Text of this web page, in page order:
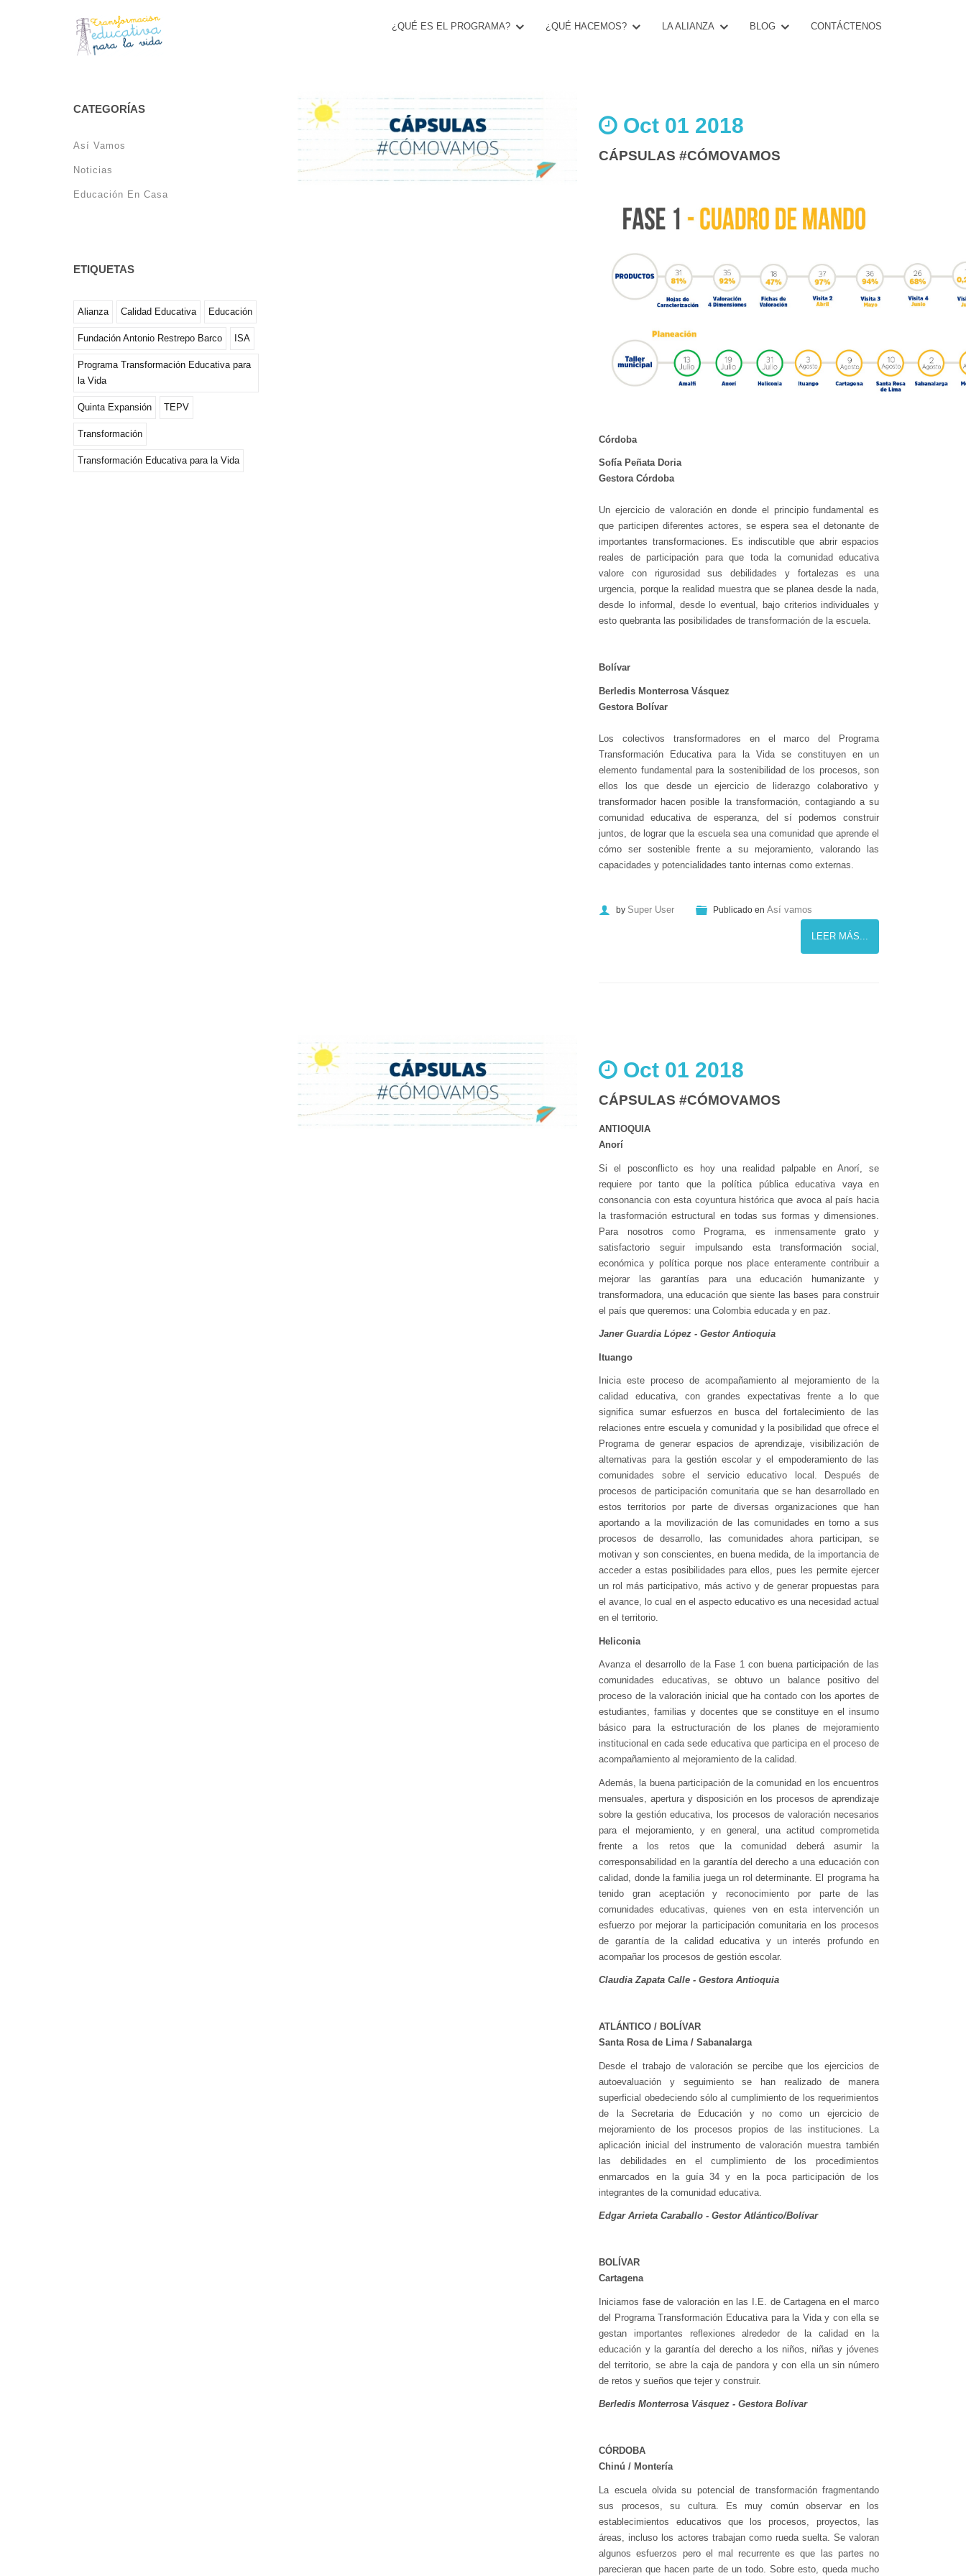
¿QUÉ ES EL PROGRAMA? ¿QUÉ HACEMOS? LA ALIANZA BLOG CONTÁCTENOS
Oct 01 2018
CÁPSULAS #CÓMOVAMOS
Córdoba
Sofía Peñata Doria
Gestora Córdoba
Un ejercicio de valoración en donde el principio fundamental es
que participen diferentes actores, se espera sea el detonante de
importantes transformaciones. Es indiscutible que abrir espacios
reales de participación para que toda la comunidad educativa
valore con rigurosidad sus debilidades y fortalezas es una
urgencia, porque la realidad muestra que se planea desde la nada,
desde lo informal, desde lo eventual, bajo criterios individuales y
esto quebranta las posibilidades de transformación de la escuela.
Bolívar
Berledis Monterrosa Vásquez
Gestora Bolívar
Los colectivos transformadores en el marco del Programa
Transformación Educativa para la Vida se constituyen en un
elemento fundamental para la sostenibilidad de los procesos, son
ellos los que desde un ejercicio de liderazgo colaborativo y
transformador hacen posible la transformación, contagiando a su
comunidad educativa de esperanza, del sí podemos construir
juntos, de lograr que la escuela sea una comunidad que aprende el
cómo ser sostenible frente a su mejoramiento, valorando las
capacidades y potencialidades tanto internas como externas.
by Super User Publicado en Así vamos
LEER MÁS...
Oct 01 2018
CÁPSULAS #CÓMOVAMOS
ANTIOQUIA
Anorí
Si el posconflicto es hoy una realidad palpable en Anorí, se
requiere por tanto que la política pública educativa vaya en
consonancia con esta coyuntura histórica que avoca al país hacia
la trasformación estructural en todas sus formas y dimensiones.
Para nosotros como Programa, es inmensamente grato y
satisfactorio seguir impulsando esta transformación social,
económica y política porque nos place enteramente contribuir a
mejorar las garantías para una educación humanizante y
transformadora, una educación que siente las bases para construir
el país que queremos: una Colombia educada y en paz.
Janer Guardia López - Gestor Antioquia
Ituango
Inicia este proceso de acompañamiento al mejoramiento de la
calidad educativa, con grandes expectativas frente a lo que
significa sumar esfuerzos en busca del fortalecimiento de las
relaciones entre escuela y comunidad y la posibilidad que ofrece el
Programa de generar espacios de aprendizaje, visibilización de
alternativas para la gestión escolar y el empoderamiento de las
comunidades sobre el servicio educativo local. Después de
procesos de participación comunitaria que se han desarrollado en
estos territorios por parte de diversas organizaciones que han
aportando a la movilización de las comunidades en torno a sus
procesos de desarrollo, las comunidades ahora participan, se
motivan y son conscientes, en buena medida, de la importancia de
acceder a estas posibilidades para ellos, pues les permite ejercer
un rol más participativo, más activo y de generar propuestas para
el avance, lo cual en el aspecto educativo es una necesidad actual
en el territorio.
Heliconia
Avanza el desarrollo de la Fase 1 con buena participación de las
comunidades educativas, se obtuvo un balance positivo del
proceso de la valoración inicial que ha contado con los aportes de
estudiantes, familias y docentes que se constituye en el insumo
básico para la estructuración de los planes de mejoramiento
institucional en cada sede educativa que participa en el proceso de
acompañamiento al mejoramiento de la calidad.
Además, la buena participación de la comunidad en los encuentros
mensuales, apertura y disposición en los procesos de aprendizaje
sobre la gestión educativa, los procesos de valoración necesarios
para el mejoramiento, y en general, una actitud comprometida
frente a los retos que la comunidad deberá asumir la
corresponsabilidad en la garantía del derecho a una educación con
calidad, donde la familia juega un rol determinante. El programa ha
tenido gran aceptación y reconocimiento por parte de las
comunidades educativas, quienes ven en esta intervención un
esfuerzo por mejorar la participación comunitaria en los procesos
de garantía de la calidad educativa y un interés profundo en
acompañar los procesos de gestión escolar.
Claudia Zapata Calle - Gestora Antioquia
ATLÁNTICO / BOLÍVAR
Santa Rosa de Lima / Sabanalarga
Desde el trabajo de valoración se percibe que los ejercicios de
autoevaluación y seguimiento se han realizado de manera
superficial obedeciendo sólo al cumplimiento de los requerimientos
de la Secretaria de Educación y no como un ejercicio de
mejoramiento de los procesos propios de las instituciones. La
aplicación inicial del instrumento de valoración muestra también
las debilidades en el cumplimiento de los procedimientos
enmarcados en la guía 34 y en la poca participación de los
integrantes de la comunidad educativa.
Edgar Arrieta Caraballo - Gestor Atlántico/Bolívar
BOLÍVAR
Cartagena
Iniciamos fase de valoración en las I.E. de Cartagena en el marco
del Programa Transformación Educativa para la Vida y con ella se
gestan importantes reflexiones alrededor de la calidad en la
educación y la garantía del derecho a los niños, niñas y jóvenes
del territorio, se abre la caja de pandora y con ella un sin número
de retos y sueños que tejer y construir.
Berledis Monterrosa Vásquez - Gestora Bolívar
CÓRDOBA
Chinú / Montería
La escuela olvida su potencial de transformación fragmentando
sus procesos, su cultura. Es muy común observar en los
establecimientos educativos que los procesos, proyectos, las
áreas, incluso los actores trabajan como rueda suelta. Se valoran
algunos esfuerzos pero el mal recurrente es que las partes no
parecieran que hacen parte de un todo. Sobre esto, queda mucho
CATEGORÍAS
Así Vamos
Noticias
Educación En Casa
ETIQUETAS
Alianza Calidad Educativa Educación
Fundación Antonio Restrepo Barco ISA
Programa Transformación Educativa para
la Vida
Quinta Expansión TEPV
Transformación
Transformación Educativa para la Vida